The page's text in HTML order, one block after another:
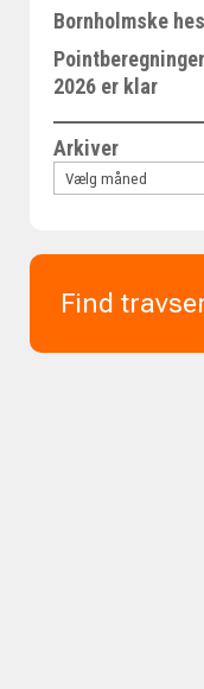
Bornholmske
2026 er klar
Arkiver
Find